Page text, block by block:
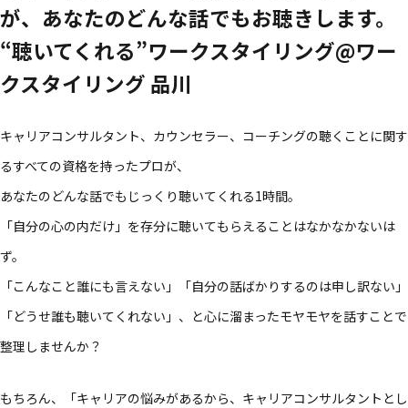
が、​あなたの​どんな​話でも​お聴きします。​
“聴いてくれる”ワークスタイリング@ワー
クスタイリング 品川
キャリアコンサルタント、​カウンセラー、​コーチングの​聴く​ことに​関す
る​すべての​資格を​持った​プロが、​
あなたの​どんな​話でも​じっくり聴いてくれる​1時間。​
「自分の​心の​内だけ」を​存分に​聴いて​もらえる​ことは​なかなかないは
ず。​
「こんな​こと誰にも​言えない」​「自分の​話ばかりするのは​申し訳ない」​
「どうせ誰も​聴いてくれない」、と心に​溜まった​モヤモヤを​話す​ことで​
整理しませんか？​
もちろん、​「キャリアの​悩みが​あるから、​キャリアコンサルタントと​し